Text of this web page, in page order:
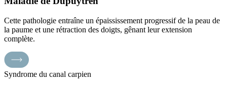
Cette pathologie entraîne un épaississement progressif de la peau de
la paume et une rétraction des doigts, gênant leur extension
complète.
Syndrome du canal carpien